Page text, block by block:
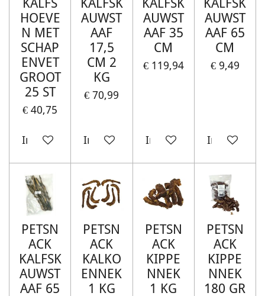
KALFS
HOEVE
N MET
SCHAP
ENVET
GROOT
25 ST
€ 40,75
In winkelwagen
KALFSK
AUWST
AAF
17,5
CM 2
KG
€ 70,99
In winkelwagen
KALFSK
AUWST
AAF 35
CM
€ 119,94
In winkelwagen
KALFSK
AUWST
AAF 65
CM
€ 9,49
In
PETSN
ACK
KALFSK
AUWST
AAF 65
PETSN
ACK
KALKO
ENNEK
1 KG
PETSN
ACK
KIPPE
NNEK
1 KG
PETSN
ACK
KIPPE
NNEK
180 GR